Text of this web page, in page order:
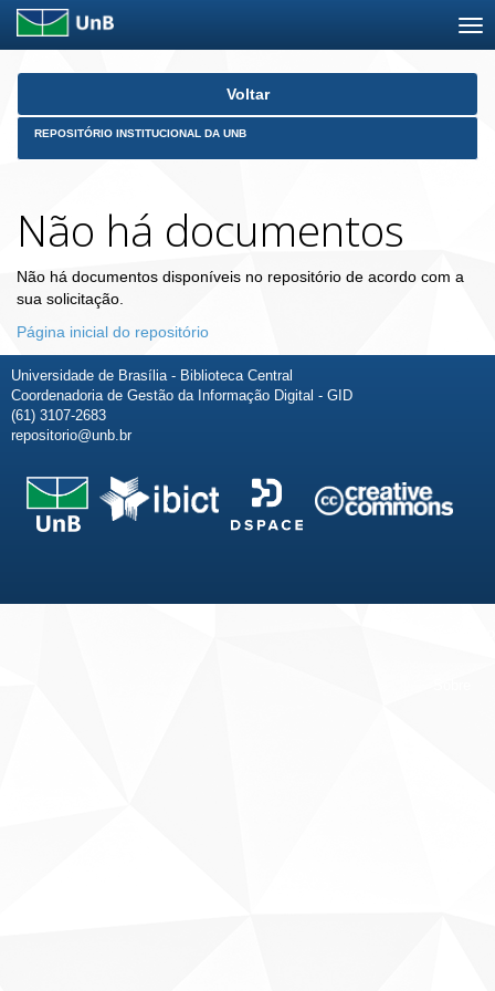
Skip
Voltar
REPOSITÓRIO INSTITUCIONAL DA UNB
Não há documentos
Não há documentos disponíveis no repositório de acordo com a
sua solicitação.
Página inicial do repositório
Universidade de Brasília - Biblioteca Central
Coordenadoria de Gestão da Informação Digital - GID
(61) 3107-2683
repositorio@unb.br